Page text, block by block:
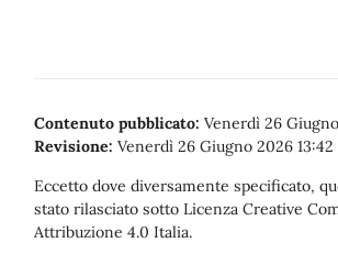
Contenuto pubblicato: Venerdì 26
Revisione: Venerdì 26 Giugno 2026 13:42
Eccetto dove diversamente specificato,
stato rilasciato sotto Licenza Creative
Attribuzione 4.0 Italia.